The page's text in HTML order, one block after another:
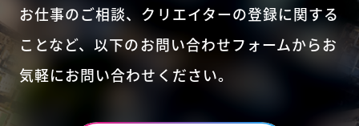
お仕事のご相談、クリエイターの登録に関する
ことなど、以下のお問い合わせフォームからお
気軽にお問い合わせください。